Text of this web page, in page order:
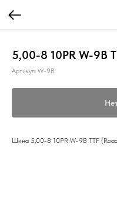
5,00-8 10PR W-9B
Артикул: W-9B
Шина 5,00-8 10PR W-9B TTF